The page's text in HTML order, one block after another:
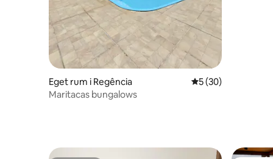
Eget rum i Regência 5 av 5 i
5 (30)
Maritacas bungalows